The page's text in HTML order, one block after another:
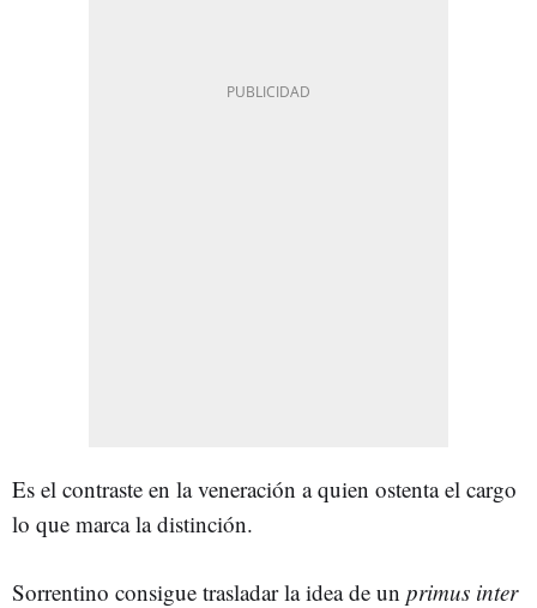
Es el contraste en la veneración a quien ostenta el cargo
lo que marca la distinción.
Sorrentino consigue trasladar la idea de un primus inter